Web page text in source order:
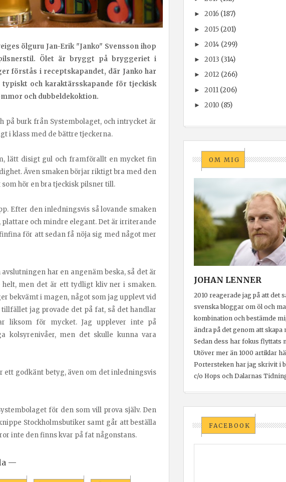
ölguru Jan-Erik "Janko" Svensson ihop
Ölet är bryggt på bryggeriet i
förstås i receptskapandet, där Janko har
och karaktärsskapande för tjeckisk
och dubbeldekoktion.
på burk från Systembolaget, och intrycket är
i klass med de bättre tjeckerna.
lätt disigt gul och framförallt en mycket fin
Även smaken börjar riktigt bra med den
hör en bra tjeckisk pilsner till.
Efter den inledningsvis så lovande smaken
och mindre elegant. Det är irriterande
för att sedan få nöja sig med något mer
har en angenäm beska, så det är
men det är ett tydligt kliv ner i smaken.
bekvämt i magen, något som jag upplevt vid
jag provade det på fat, så det handlar
liksom för mycket. Jag upplever inte på
kolsyrenivåer, men det skulle kunna vara
ett godkänt betyg, även om det inledningsvis
för den som vill prova själv. Den
Stockholmsbutiker samt går att beställa
inte den finns kvar på fat någonstans.
—
►2016 (187)
►2015 (201)
►2014 (299)
►2013 (314)
►2012 (266)
►2011 (206)
►2010 (85)
OM MIG
JOHAN LENNER
2010 reagerade jag på att det
svenska bloggar om öl och
kombination och bestämde
ändra på det genom att skapa
Sedan dess har fokus flyttats
Utöver mer än 1000 artiklar
Portersteken har jag skrivit i
c/o Hops och Dalarnas
FACEBOOK